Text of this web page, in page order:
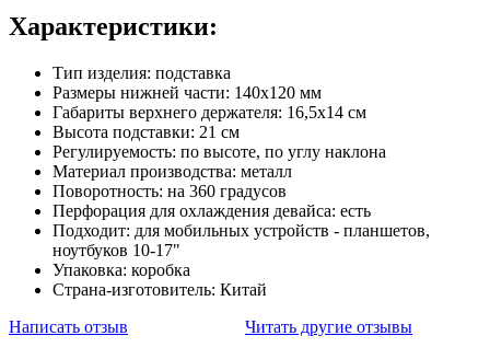
Характеристики:
Тип изделия: подставка
Размеры нижней части: 140х120 мм
Габариты верхнего держателя: 16,5х14 см
Высота подставки: 21 см
Регулируемость: по высоте, по углу наклона
Материал производства: металл
Поворотность: на 360 градусов
Перфорация для охлаждения девайса: есть
Подходит: для мобильных устройств - планшетов,
ноутбуков 10-17"
Упаковка: коробка
Страна-изготовитель: Китай
Написать отзыв
Читать другие отзывы